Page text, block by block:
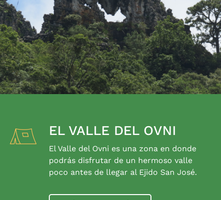
EL VALLE DEL OVNI
El Valle del Ovni es una zona en donde
podrás disfrutar de un hermoso valle
poco antes de llegar al Ejido San José.